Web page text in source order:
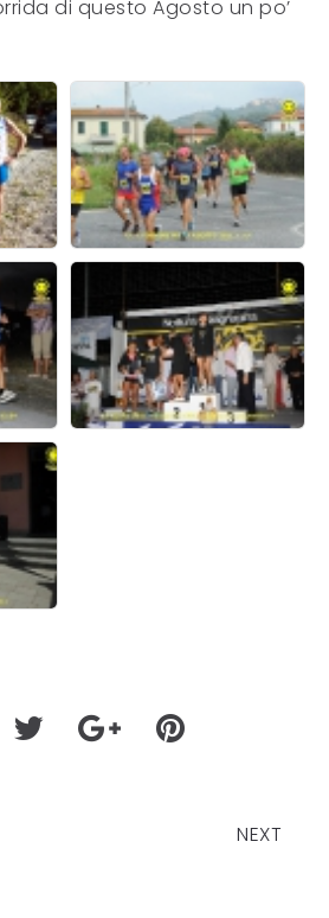
di questo Agosto un po’
NEXT